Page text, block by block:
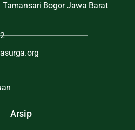
Tamansari Bogor Jawa Barat
Arsip